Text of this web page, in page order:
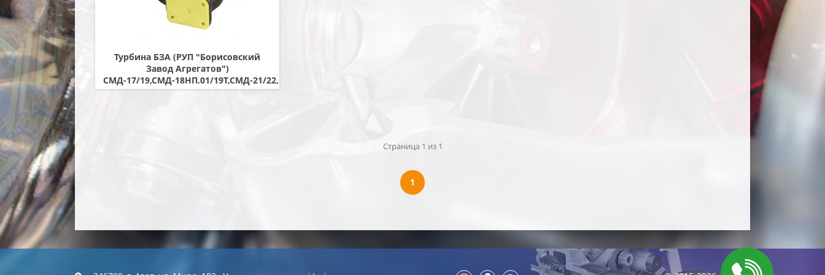
HINO
HOWO
Hyundai
Ikarus
Iveco
Турбина БЗА (РУП "Борисовский
Завод Агрегатов")
СМД-17/19,СМД-18НП.01/19Т,СМД-21/22,
22А ,СМД-23 ,СМД-24
Страница 1 из 1
1